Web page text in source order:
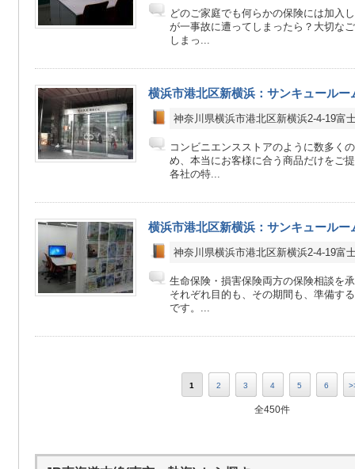
どのご家庭でも何らかの保険には加入
が一事故に遭ってしまったら？大切な
しまっ...
横浜市港北区新横浜：サンキュールー
神奈川県横浜市港北区新横浜2-4-19富
コンビニエンスストアのように数多く
め、本当にお客様に合う商品だけをご
各社の特...
横浜市港北区新横浜：サンキュールー
神奈川県横浜市港北区新横浜2-4-19富
生命保険・損害保険両方の保険相談
それぞれ目的も、その期間も、準備す
です。...
1 2 3 4 5 6
全450件